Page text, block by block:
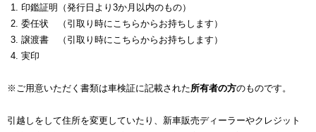
印鑑証明（発行日より3か月以内のもの）
委任状 （引取り時にこちらからお持ちします）
譲渡書 （引取り時にこちらからお持ちします）
実印
※ご用意いただく書類は車検証に記載された所有者の方のものです。
引越しをして住所を変更していたり、新車販売ディーラーやクレジット